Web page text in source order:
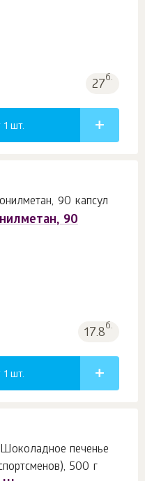
27б.
шт.
90
17.8б.
шт.